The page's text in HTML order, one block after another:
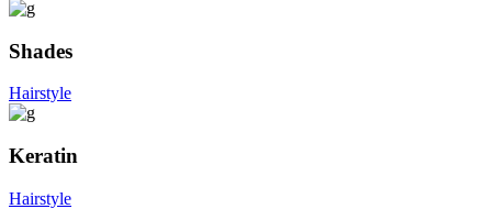
Shades
Hairstyle
Keratin
Hairstyle